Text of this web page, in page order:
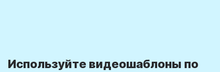
Используйте видеошаблоны по